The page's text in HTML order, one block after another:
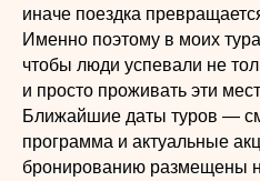
иначе поездка
Именно поэтому в моих
чтобы люди успевали не
и просто проживать эти
Ближайшие даты туров —
программа и актуальные
бронированию размещены